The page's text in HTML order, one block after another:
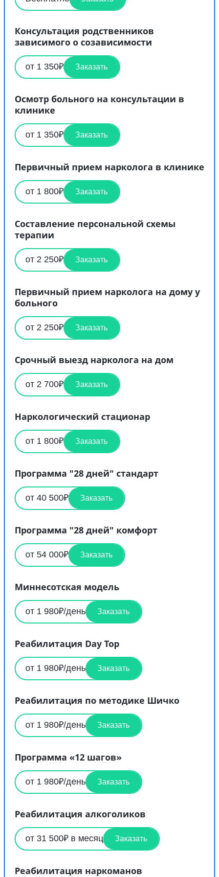
Консультация родственников
зависимого о созависимости
от 1 350₽ Заказать
Осмотр больного на консультации в
клинике
от 1 350₽ Заказать
Первичный прием нарколога в клинике
от 1 800₽ Заказать
Составление персональной схемы
терапии
от 2 250₽ Заказать
Первичный прием нарколога на дому у
больного
от 2 250₽ Заказать
Срочный выезд нарколога на дом
от 2 700₽ Заказать
Наркологический стационар
от 1 800₽ Заказать
Программа "28 дней" стандарт
от 40 500₽ Заказать
Программа "28 дней" комфорт
от 54 000₽ Заказать
Миннесотская модель
от 1 980₽/день Заказать
Реабилитация Day Top
от 1 980₽/день Заказать
Реабилитация по методике Шичко
от 1 980₽/день Заказать
Программа «12 шагов»
от 1 980₽/день Заказать
Реабилитация алкоголиков
от 31 500₽ в месяц Заказать
Реабилитация наркоманов